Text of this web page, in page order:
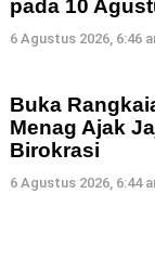
pada 10
6 Agustus 2026, 6:46
Buka
Menag Ajak
Birokrasi
6 Agustus 2026, 6:44